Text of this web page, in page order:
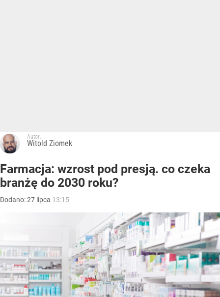
Autor:
Witold Ziomek
Farmacja: wzrost pod presją. co czeka
branżę do 2030 roku?
Dodano:27 lipca 13:15